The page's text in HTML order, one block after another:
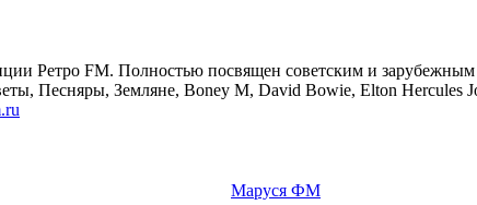
Ретро FM. Полностью посвящен советским и
Песняры, Земляне, Boney M, David Bowie, Elton Hercules
Маруся ФМ